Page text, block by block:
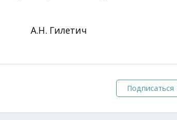
Гилетич
Подписаться